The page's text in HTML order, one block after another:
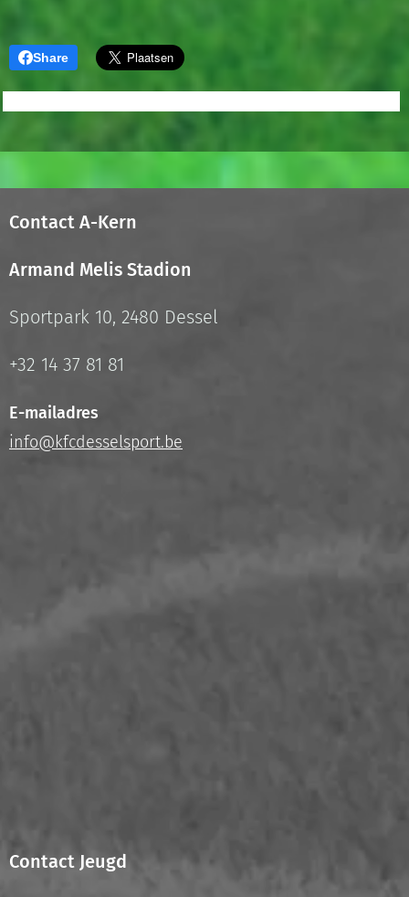
Share
Contact A-Kern
Armand Melis Stadion
Sportpark 10, 2480 Dessel
+32 14 37 81 81
E-mailadres
info@kfcdesselsport.be
Contact Jeugd